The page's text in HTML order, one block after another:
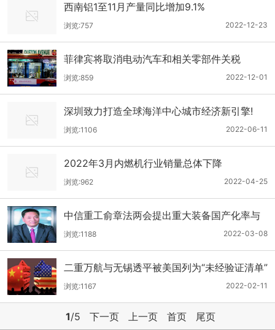
西南铝1至11月产量同比增加9.1%
2022-12-23
浏览:757
菲律宾将取消电动汽车和相关零部件关税
2022-12-01
浏览:859
深圳致力打造全球海洋中心城市经济新引擎!
2022-06-11
浏览:1106
2022年3月内燃机行业销量总体下降
2022-04-25
浏览:962
中信重工俞章法两会提出重大装备国产化率与
科技创新成果转化率等问题
2022-03-08
浏览:1188
二重万航与无锡透平被美国列为“未经验证清单”
2022-02-11
浏览:1167
1/5 下一页 上一页 首页 尾页